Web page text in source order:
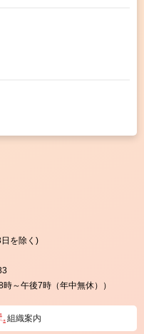
を除く)
～午後7時（年中無休））
組織案内